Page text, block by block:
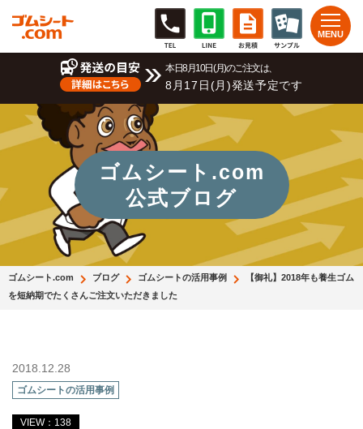
本日8月10日(月)のご注文は、
8月17日(月)発送予定です
ゴムシート.com
公式ブログ
ゴムシート.com ブログ ゴムシートの活用事例
【御礼】2018年も養生ゴム
を短納期でたくさんご注文いただきました
2018.12.28
ゴムシートの活用事例
VIEW：138